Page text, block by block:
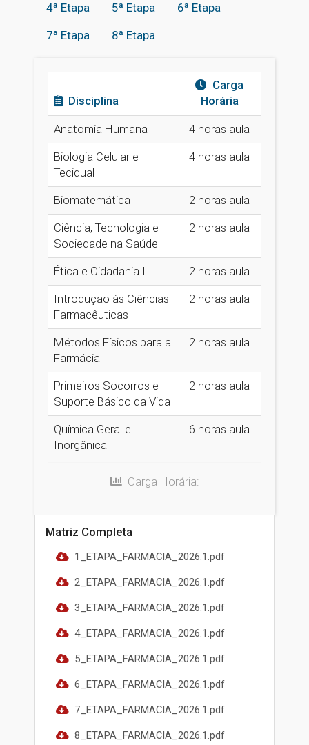
4ª Etapa
5ª Etapa
6ª Etapa
7ª Etapa
8ª Etapa
Disciplina
Carga
Horária
Anatomia Humana
4 horas aula
Biologia Celular e
Tecidual
4 horas aula
Biomatemática
2 horas aula
Ciência, Tecnologia e
Sociedade na Saúde
2 horas aula
Ética e Cidadania I
2 horas aula
Introdução às Ciências
Farmacêuticas
2 horas aula
Métodos Físicos para a
Farmácia
2 horas aula
Primeiros Socorros e
Suporte Básico da Vida
2 horas aula
Química Geral e
Inorgânica
6 horas aula
Carga Horária:
Matriz Completa
1_ETAPA_FARMACIA_2026.1.pdf
2_ETAPA_FARMACIA_2026.1.pdf
3_ETAPA_FARMACIA_2026.1.pdf
4_ETAPA_FARMACIA_2026.1.pdf
5_ETAPA_FARMACIA_2026.1.pdf
6_ETAPA_FARMACIA_2026.1.pdf
7_ETAPA_FARMACIA_2026.1.pdf
8_ETAPA_FARMACIA_2026.1.pdf